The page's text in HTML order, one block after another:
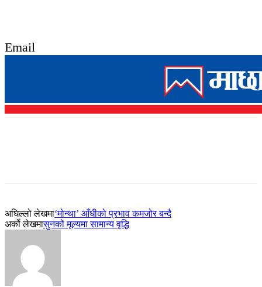
Email
अघिल्लो लेखमा‘मोन्था’ आँधीको प्रभाव कमजोर बन्दै
अर्को लेखमासुनको मूल्यमा सामान्य वृद्धि